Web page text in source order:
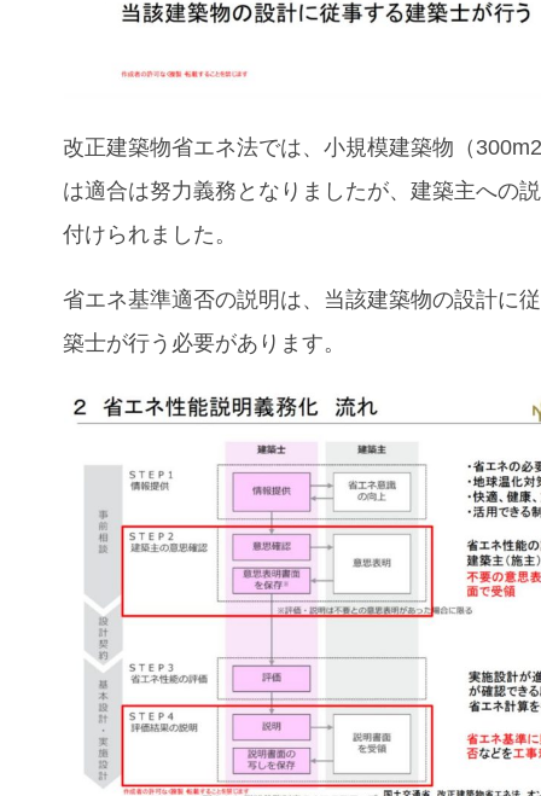
改正建築物省エネ法では、小規模建築物（300m
は適合は努力義務となりましたが、建築主への
付けられました。
省エネ基準適否の説明は、当該建築物の設計に
築士が行う必要があります。